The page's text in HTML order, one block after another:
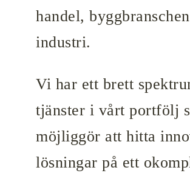
handel,
industri.
Vi har ett brett
tjänster i vårt portfölj
möjliggör att hitta
lösningar på ett